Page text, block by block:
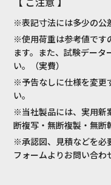
※表記寸法には多少の公
※使用荷重は参考値です
ます。また、試験デー
い。（実費）
※予告なしに仕様を変更
い。
※当社製品には、実用新
断複写・無断複製・無断
※承認図、見積などを必
フォームよりお問い合わ